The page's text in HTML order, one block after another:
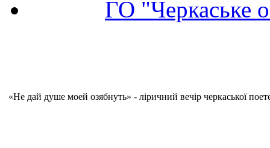
ГО "Черкаське
«Не дай душе моей озябнуть» - ліричний вечір черкаської